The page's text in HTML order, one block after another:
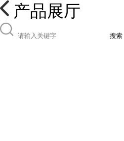
产品展厅
搜索